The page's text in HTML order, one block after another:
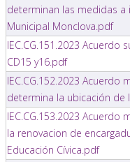
determinan las medidas
Municipal Monclova.pdf
IEC.CG.151.2023 Acuerdo
CD15 y16.pdf
IEC.CG.152.2023 Acuerdo
determina la ubicación de
IEC.CG.153.2023 Acuerdo
la renovacion de
Educación Cívica.pdf